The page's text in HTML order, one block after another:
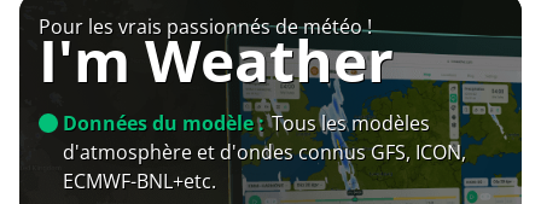
Pour les vrais passionnés de météo !
I'm Weather
Données du modèle : Tous les modèles
d'atmosphère et d'ondes connus GFS, ICON,
ECMWF-BNL+etc.